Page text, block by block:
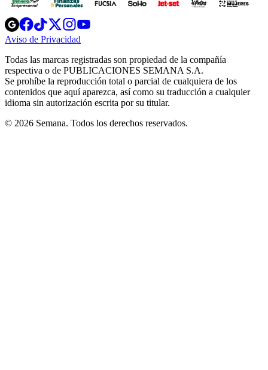
Opens
in
new
Opens
in
new
Opens
in
new
window
Opens
new
windowwindow
Aviso de Privacidad
new
window
Todas las marcas registradas son propiedad de la compañía
respectiva o de PUBLICACIONES SEMANA S.A.
Se prohíbe la reproducción total o parcial de cualquiera de los
contenidos que aquí aparezca, así como su traducción a cualquier
idioma sin autorización escrita por su titular.
© 2026 Semana. Todos los derechos reservados.